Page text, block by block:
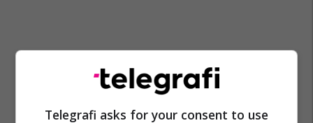
Telegrafi asks for your consent to use